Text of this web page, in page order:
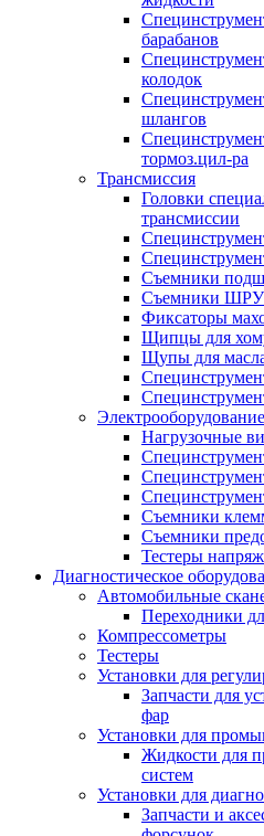
барабанов
колодок
шлангов
тормоз.цил-ра
Трансмиссия
Головки
трансмиссии
Съемники
Съемники
Фиксаторы
Щипцы для
Щупы для
Электрооборудование
Нагрузочные
Съемники
Съемники
Тестеры
Диагностическое
Автомобильные
Переходники
Компрессометры
Тестеры
Установки для
Запчасти для
фар
Установки для
Жидкости для
систем
Установки для
Запчасти и